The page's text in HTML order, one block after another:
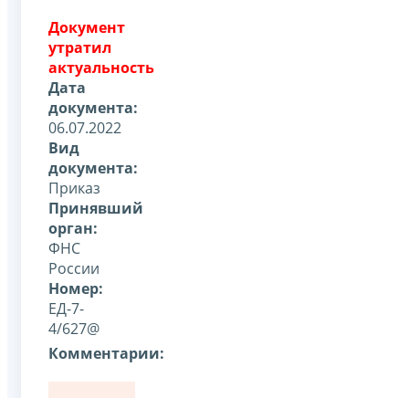
Документ
утратил
актуальность
Дата
документа:
06.07.2022
Вид
документа:
Приказ
Принявший
орган:
ФНС
России
Номер:
ЕД-7-
4/627@
Комментарии: